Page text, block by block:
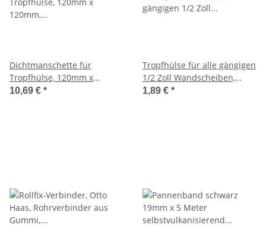
Dichtmanschette für
Tropfhülse, 120mm x
120mm, Innen Ø 28-46 mm,
10,69 € *
Tropfhülse für alle gängigen
1/2 Zoll Wandscheiben,
Baulänge 65 mm, Ø 35 mm,
1,89 € *